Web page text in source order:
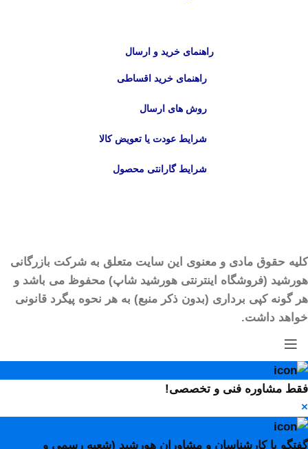
راهنمای خرید و ارسال
راهنمای خرید اقساطی
روش های ارسال
شرایط عودت یا تعویض کالا
شرایط گارانتی محصول
کلیه حقوق مادی و معنوی این سایت متعلق به شرکت بازرگانی
هورشید (فروشگاه اینترنتی هورشید شاپ) محفوظ می باشد و
هر گونه کپی برداری (بدون ذکر منبع) به هر نحوه پیگرد قانونی
خواهد داشت.
فقط مشاوره فنی و تخصصی!
×
گفتگو با کارشناسان و مشاوران هورشید (شعبه رسمی و